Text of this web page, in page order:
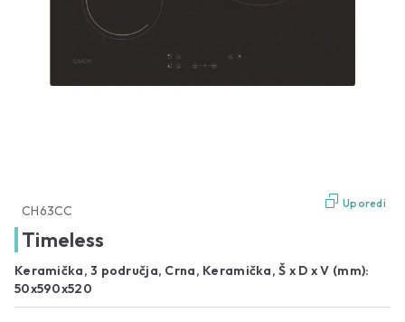
Uporedi
CH63CC
Timeless
Keramička, 3 područja, Crna, Keramička, Š x D x V (mm):
50x590x520